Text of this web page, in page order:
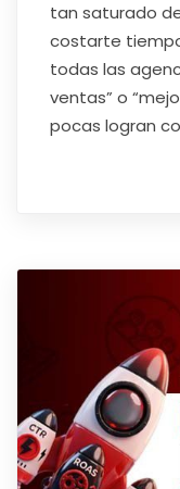
tan saturado
costarte
todas las
ventas” o
pocas logran